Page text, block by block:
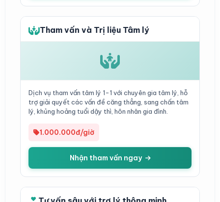
Tham vấn và Trị liệu Tâm lý
Dịch vụ tham vấn tâm lý 1-1 với chuyên gia tâm lý, hỗ
trợ giải quyết các vấn đề căng thẳng, sang chấn tâm
lý, khủng hoảng tuổi dậy thì, hôn nhân gia đình.
1.000.000đ/giờ
Nhận tham vấn ngay